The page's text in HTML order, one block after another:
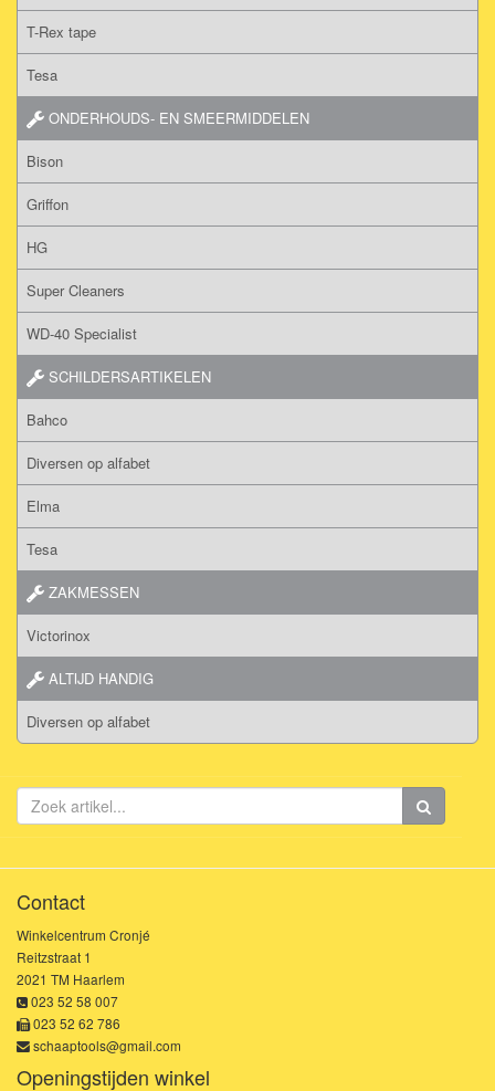
T-Rex tape
Tesa
ONDERHOUDS- EN SMEERMIDDELEN
Bison
Griffon
HG
Super Cleaners
WD-40 Specialist
SCHILDERSARTIKELEN
Bahco
Diversen op alfabet
Elma
Tesa
ZAKMESSEN
Victorinox
ALTIJD HANDIG
Diversen op alfabet
Contact
Winkelcentrum Cronjé
Reitzstraat 1
2021 TM Haarlem
023 52 58 007
023 52 62 786
schaaptools@gmail.com
Openingstijden winkel